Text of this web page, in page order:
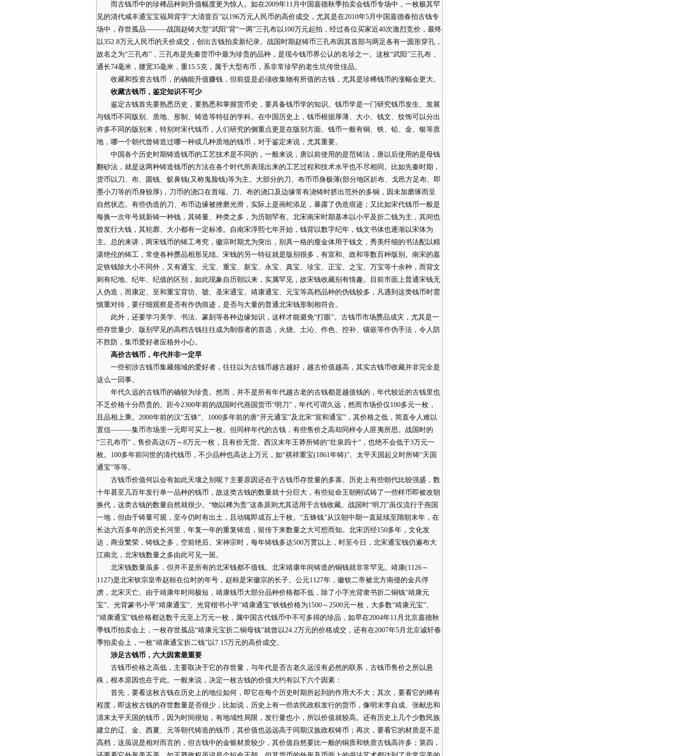
而古钱币中的珍稀品种则升值幅度更为惊人。如在2009年11月中国嘉德秋季拍卖会钱币专场中，一枚极其罕
见的清代咸丰通宝宝福局背字“大清壹百”以196万元人民币的高价成交，尤其是在2010年5月中国嘉德春拍古钱专
场中，存世孤品———战国赵铸大型“武阳”背“一两”三孔布以100万元起拍，经过各位买家近40次激烈竞价，最终
以352.8万元人民币的天价成交，创出古钱拍卖新纪录。战国时期赵铸币三孔布因其首部与两足各有一圆形穿孔，
故名之为“三孔布”，三孔布是先秦货币中最为珍贵的品种，是现今钱币界公认的名珍之一。这枚“武阳”三孔布，
通长74毫米，腰宽35毫米，重15.5克，属于大型布币，系非常珍罕的老生坑传世佳品。
收藏和投资古钱币，的确能升值赚钱，但前提是必须收集物有所值的古钱，尤其是珍稀钱币的涨幅会更大。
收藏古钱币，鉴定知识不可少
鉴定古钱首先要熟悉历史，要熟悉和掌握货币史，要具备钱币学的知识。钱币学是一门研究钱币发生、发展
与钱币不同版别、质地、形制、铸造等特征的学科。在中国历史上，钱币根据厚薄、大小、钱文、纹饰可以分出
许多不同的版别来，特别对宋代钱币，人们研究的侧重点更是在版别方面。钱币一般有铜、铁、铅、金、银等质
地，哪一个朝代曾铸造过哪一种或几种质地的钱币，对于鉴定来说，尤其重要。
中国各个历史时期铸造钱币的工艺技术是不同的，一般来说，唐以前使用的是范铸法，唐以后使用的是母钱
翻砂法，就是这两种铸造钱币的方法在各个时代所表现出来的工艺过程和技术水平也不尽相同。比如先秦时期，
货币以刀、布、圆钱、蚁鼻钱(又称鬼脸钱)等为主。大部分的刀、布币币身极薄(部分地区釿布、戈邑方足布、即
墨小刀等的币身较厚)，刀币的浇口在首端。刀、布的浇口及边缘常有浇铸时挤出范外的多铜，因未加磨琢而呈
自然状态。有些伪造的刀、布币边缘被挫磨光滑，实际上是画蛇添足，暴露了伪造痕迹；又比如宋代钱币一般是
每换一次年号就新铸一种钱，其铸量、种类之多，为历朝罕有。北宋南宋时期基本以小平及折二钱为主，其间也
曾发行大钱，其轮廓、大小都有一定标准。自南宋淳熙七年开始，钱背以数字纪年，钱文书体也逐渐以宋体为
主。总的来讲，两宋钱币的铸工考究，徽宗时期尤为突出，别具一格的瘦金体用于钱文，秀美纤细的书法配以精
湛绝伦的铸工，常使各种赝品相形见绌。宋钱的另一特征就是版别很多，有宣和、政和等数百种版别。南宋的嘉
定铁钱除大小不同外，又有通宝、元宝、重宝、新宝、永宝、真宝、珍宝、正宝、之宝、万宝等十余种，而背文
则有纪地、纪年、纪值的区别，如此现象自历朝以来，实属罕见，故宋钱收藏别有情趣。目前市面上普通宋钱无
人伪造，而康定、至和重宝背坊、虢、圣宋通宝、靖康通宝、元宝等高档品种的伪钱较多，凡遇到这类钱币时需
慎重对待，要仔细观察是否有作伪痕迹，是否与大量的普通北宋钱形制相符合。
此外，还要学习美学、书法、篆刻等各种边缘知识，这样才能避免“打眼”。古钱币市场赝品成灾，尤其是一
些存世量少、版别罕见的高档古钱往往成为制假者的首选，火烧、土沁、作色、控补、镶嵌等作伪手法，令人防
不胜防，集币爱好者应格外小心。
高价古钱币，年代并非一定早
一些初涉古钱币集藏领域的爱好者，往往以为古钱币越古越好，越古价值越高，其实古钱币收藏并非完全是
这么一回事。
年代久远的古钱币的确较为珍贵。然而，并不是所有年代越古老的古钱都是越值钱的，年代较近的古钱里也
不乏价格十分昂贵的。距今2300年前的战国时代燕国货币“明刀”，年代可谓久远，然而市场价仅100多元一枚，
且品相上乘。2000年前的汉“五铢”、1000多年前的唐“开元通宝”及北宋“宣和通宝”，其价格之低，简直令人难以
置信———集币市场里一元即可买上一枚。但同样年代的古钱，有些售价之高却同样令人匪夷所思。战国时的
“三孔布币”，售价高达6万～8万元一枚，且有价无货。西汉末年王莽所铸的“壮泉四十”，也绝不会低于3万元一
枚。100多年前问世的清代钱币，不少品种也高达上万元，如“祺祥重宝(1861年铸)”、太平天国起义时所铸“天国
通宝”等等。
古钱币价值何以会有如此天壤之别呢？主要原因还在于古钱币存世量的多寡。历史上有些朝代比较强盛，数
十年甚至几百年发行单一品种的钱币，故这类古钱的数量就十分巨大，有些短命王朝刚试铸了一些样币即被改朝
换代，这类古钱的数量自然就很少。“物以稀为贵”这条原则尤其适用于古钱收藏。战国时“明刀”虽仅流行于燕国
一地，但由于铸量可观，至今仍时有出土，且动辄即成百上千枚。“五铢钱”从汉朝中期一直延续至隋朝末年，在
长达六百多年的历史长河里，年复一年的重复铸造，留传下来数量之大可想而知。北宋历经150多年，文化发
达，商业繁荣，铸钱之多，空前绝后。宋神宗时，每年铸钱多达500万贯以上，时至今日，北宋通宝钱仍遍布大
江南北，北宋钱数量之多由此可见一斑。
北宋钱数量虽多，但并不是所有的北宋钱都不值钱。北宋靖康年间铸造的铜钱就非常罕见。靖康(1126～
1127)是北宋钦宗皇帝赵桓在位时的年号，赵桓是宋徽宗的长子。公元1127年，徽钦二帝被北方南侵的金兵俘
虏，北宋灭亡。由于靖康年时间极短，靖康钱币大部分品种价格都不低，除了小字光背隶书折二铜钱“靖康元
宝”、光背篆书小平“靖康通宝”、光背楷书小平“靖康通宝”铁钱价格为1500～2500元一枚，大多数“靖康元宝”、
“靖康通宝”钱价格都达数千元至上万元一枚，属中国古代钱币中不可多得的珍品，如早在2004年11月北京嘉德秋
季钱币拍卖会上，一枚存世孤品“靖康元宝折二铜母钱”就曾以24.2万元的价格成交，还有在2007年5月北京诚轩春
季拍卖会上，一枚“靖康通宝折二钱”以7.15万元的高价成交。
涉足古钱币，六大因素最重要
古钱币价格之高低，主要取决于它的存世量，与年代是否古老久远没有必然的联系，古钱币售价之所以悬
殊，根本原因也在于此。一般来说，决定一枚古钱的价值大约有以下六个因素：
首先，要看这枚古钱在历史上的地位如何，即它在每个历史时期所起到的作用大不大；其次，要看它的稀有
程度，即这枚古钱的存世数量是否很少，比如说，历史上有一些农民政权发行的货币，像明末李自成、张献忠和
清末太平天国的钱币，因为时间很短，有地域性局限，发行量也小，所以价值就较高。还有历史上几个少数民族
建立的辽、金、西夏、元等朝代铸造的钱币，其价值也远远高于同期汉族政权铸币；再次，要看它的材质是不是
高档，这虽说是相对而言的，但古钱中的金银材质较少，其价值自然要比一般的铜质和铁质古钱高许多；第四，